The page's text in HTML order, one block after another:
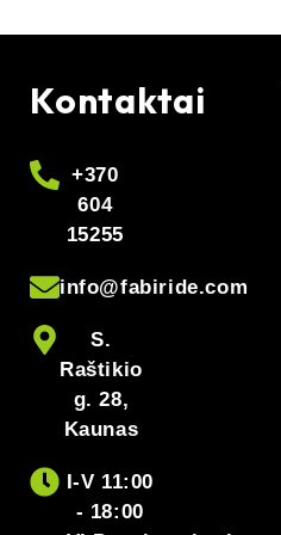
Kontaktai
+370
604
15255
info@fabiride.com
S.
Raštikio
g. 28,
Kaunas
I-V 11:00
- 18:00